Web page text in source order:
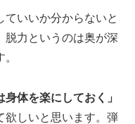
ていいか分からないと
脱力というのは奥が深
身体を楽にしておく」
しいと思います。 弾